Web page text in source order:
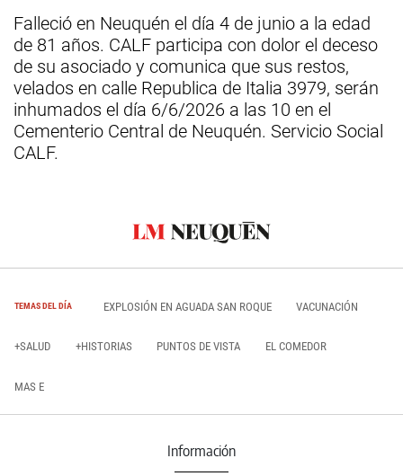
Falleció en Neuquén el día 4 de junio a la edad
de 81 años. CALF participa con dolor el deceso
de su asociado y comunica que sus restos,
velados en calle Republica de Italia 3979, serán
inhumados el día 6/6/2026 a las 10 en el
Cementerio Central de Neuquén. Servicio Social
CALF.
TEMAS DEL DÍA EXPLOSIÓN EN AGUADA SAN ROQUE VACUNACIÓN
+SALUD +HISTORIAS PUNTOS DE VISTA EL COMEDOR
MAS E
Información